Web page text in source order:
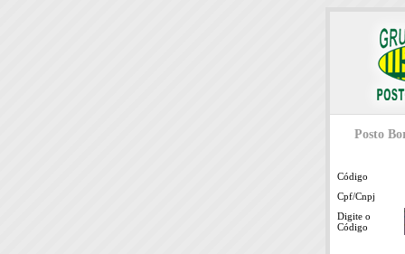
Posto
Código
Cpf/Cnpj
Digite o
Código